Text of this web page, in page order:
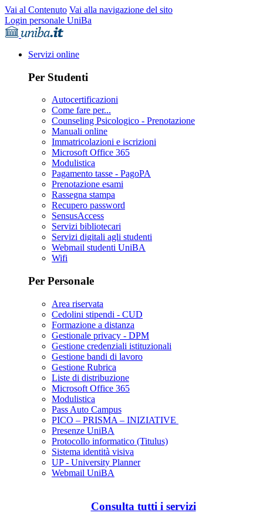
Vai al Contenuto Vai alla navigazione del sito
Login personale UniBa
Servizi online
Per Studenti
Autocertificazioni
Come fare per...
Counseling Psicologico - Prenotazione
Manuali online
Immatricolazioni e iscrizioni
Microsoft Office 365
Modulistica
Pagamento tasse - PagoPA
Prenotazione esami
Rassegna stampa
Recupero password
SensusAccess
Servizi bibliotecari
Servizi digitali agli studenti
Webmail studenti UniBA
Wifi
Per Personale
Area riservata
Cedolini stipendi - CUD
Formazione a distanza
Gestionale privacy - DPM
Gestione credenziali istituzionali
Gestione bandi di lavoro
Gestione Rubrica
Liste di distribuzione
Microsoft Office 365
Modulistica
Pass Auto Campus
PICO – PRISMA – INIZIATIVE
Presenze UniBA
Protocollo informatico (Titulus)
Sistema identità visiva
UP - University Planner
Webmail UniBA
Consulta tutti i servizi